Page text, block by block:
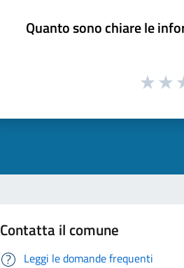
Quanto sono chiare le
Contatta il comune
Leggi le domande frequenti